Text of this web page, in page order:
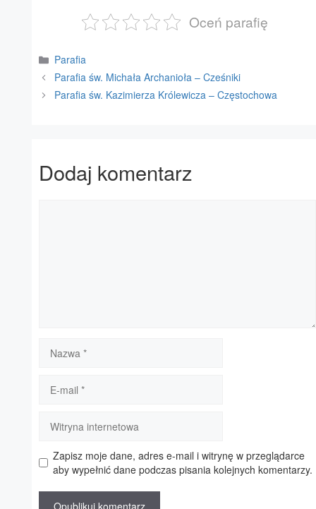
Oceń parafię
Kategorie
Parafia
Parafia św. Michała Archanioła – Cześniki
Parafia św. Kazimierza Królewicza – Częstochowa
Dodaj komentarz
mail
internetowa
Zapisz moje dane, adres e-mail i witrynę w przeglądarce
aby wypełnić dane podczas pisania kolejnych komentarzy.